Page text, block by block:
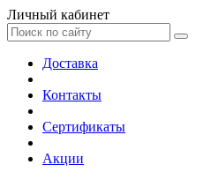
Личный кабинет
Доставка
Контакты
Сертификаты
Акции